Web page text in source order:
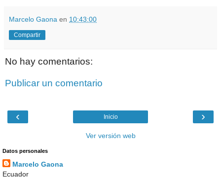
Marcelo Gaona en 10:43:00
Compartir
No hay comentarios:
Publicar un comentario
‹ ›
Inicio
Ver versión web
Datos personales
Marcelo Gaona
Ecuador